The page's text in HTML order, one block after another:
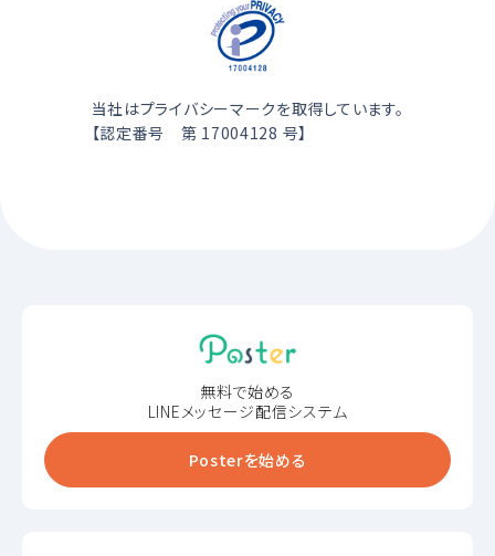
当社はプライバシーマークを取得しています。
【認定番号 第 17004128 号】
無料で始める
LINEメッセージ配信システム
Posterを始める